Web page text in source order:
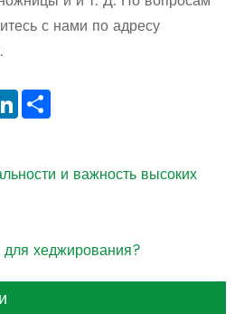
с нами по адресу
LinkedIn
и важность высоких
хеджирования?